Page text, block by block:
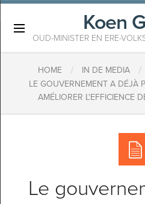
Koen
OUD-MINISTER EN ERE-
HOME / IN DE MEDIA /
LE GOUVERNEMENT A DÉJÀ
AMÉLIORER L'EFFICIENCE
Le